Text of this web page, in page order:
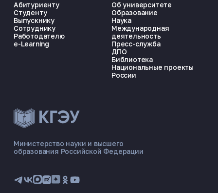
ЭНЕРГОКОД — ПОМОЩНИК КГЭУ
📋 Приёмная комиссия
🏠 Общежитие
Министерство науки и высшего
образования Российской Федерации
Абитуриенту
Студенту
Выпускнику
Сотруднику
Работодателю
e-Learning
Об университете
Образование
Наука
Международная
деятельность
Пресс-служба
ДПО
Библиотека
Национальные проекты
России